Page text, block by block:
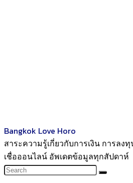
Bangkok Love Horo
สาระความรู้เกี่ยวกับการเงิน การล
เชื่อออนไลน์ อัพเดตข้อมูลทุกสัปดาห์